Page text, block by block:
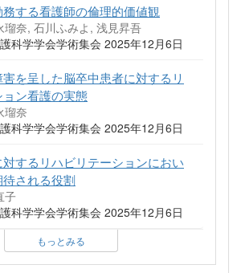
する看護師の倫理的価値観
瑠奈, 石川ふみよ, 浅見昇吾
科学学会学術集会 2025年12月6日
を呈した脳卒中患者に対するリ
ン看護の実態
瑠奈
科学学会学術集会 2025年12月6日
するリハビリテーションにおい
される役割
子
科学学会学術集会 2025年12月6日
もっとみる